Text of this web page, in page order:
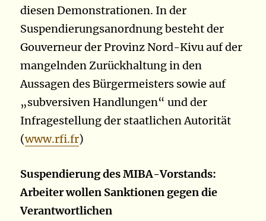
diesen Demonstrationen. In der
Suspendierungsanordnung besteht der
Gouverneur der Provinz Nord-Kivu auf der
mangelnden Zurückhaltung in den
Aussagen des Bürgermeisters sowie auf
„subversiven Handlungen“ und der
Infragestellung der staatlichen Autorität
(www.rfi.fr)
Suspendierung des MIBA-Vorstands:
Arbeiter wollen Sanktionen gegen die
Verantwortlichen